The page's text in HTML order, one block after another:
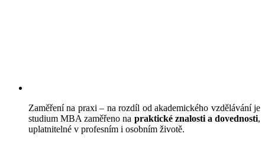
Zaměření na praxi – na rozdíl od akademického vzdělávání je
studium MBA zaměřeno na praktické znalosti a dovednosti,
uplatnitelné v profesním i osobním životě.